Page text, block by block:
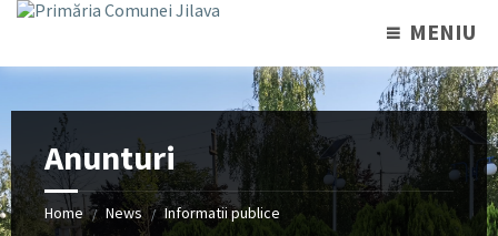
MENIU
Anunturi
Home / News / Informatii publice